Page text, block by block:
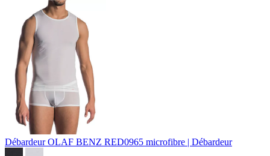
Débardeur OLAF BENZ RED0965 microfibre | Débardeur